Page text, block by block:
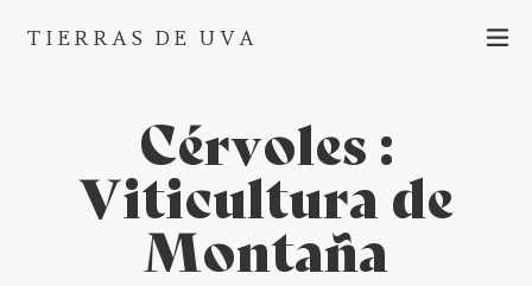
directamente
TIERRAS DE UVA
Cérvoles :
Viticultura de
Montaña